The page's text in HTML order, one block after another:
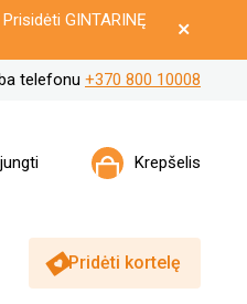
GINTARINĘ
telefonu +370 800 10008
Krepšelis
Pridėti kortelę